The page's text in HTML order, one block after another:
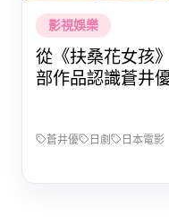
影視娛樂
從《扶桑花女孩
部作品認識蒼井
蒼井優 日劇 日本電影